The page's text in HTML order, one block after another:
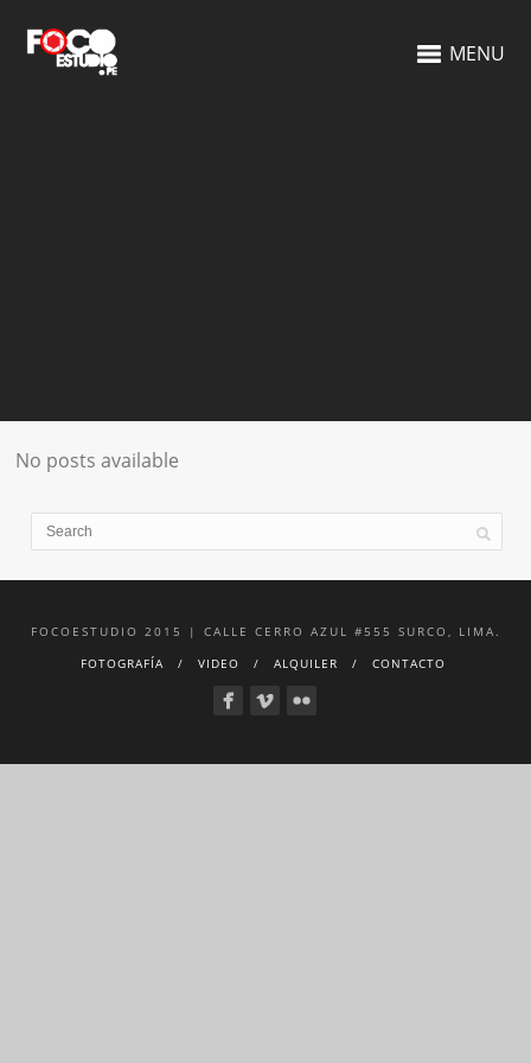
MENU
No posts available
FOCOESTUDIO 2015 | CALLE CERRO AZUL #555 SURCO, LIMA.
FOTOGRAFÍA
VIDEO ALQUILER CONTACTO